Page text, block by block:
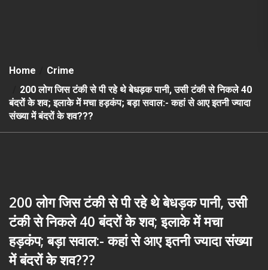
Home
Crime
200 लोग जिस टंकी से पी रहे थे बेधड़क पानी, उसी टंकी से निकले 40
बंदरों के शव; इलाके में मचा हड़कंप; बड़ा सवाल:- कहां से आए इतनी ज्यादा
संख्या में बंदरों के शव???
200 लोग जिस टंकी से पी रहे थे बेधड़क पानी, उसी
टंकी से निकले 40 बंदरों के शव; इलाके में मचा
हड़कंप; बड़ा सवाल:- कहां से आए इतनी ज्यादा संख्या
में बंदरों के शव???